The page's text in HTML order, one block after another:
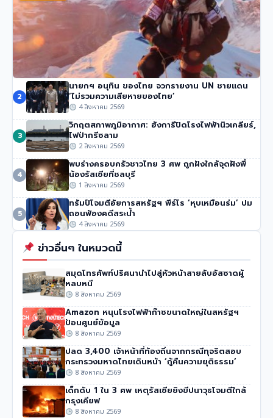
นักปีนเขาชื่อดัง นิมมัล ปูร์จา เสียชีวิตในหิมะถล่มปากีสถาน
54 วิว• 1 สิงหาคม 2569
2
นายกฯ อนุทิน ของไทย จวกรายงาน UN ชายแดน
‘ไม่รวมความเสียหายของไทย’
4 สิงหาคม 2569
3
วิกฤตสภาพภูมิอากาศ: ฮังการีปิดโรงไฟฟ้านิวเคลียร์,
ไฟป่ากรีซลาม
2 สิงหาคม 2569
4
พบร่างครอบครัวชาวไทย 3 ศพ ถูกฝังใกล้จุดฝังพี่
น้องรัสเซียที่ชลบุรี
1 สิงหาคม 2569
5
ทรัมป์โจมตีอัยการสหรัฐฯ พีร์โร ‘หุบเหมือนร่ม’ ปม
ถอนฟ้องคดีสระน้ำ
4 สิงหาคม 2569
ข่าวอื่นๆ ในหมวดนี้
สมุดโทรศัพท์ปริศนานำไปสู่หัวหน้าสายลับอัสซาดผู้
หลบหนี
8 สิงหาคม 2569
Amazon หนุนโรงไฟฟ้าก๊าซขนาดใหญ่ในสหรัฐฯ
ป้อนศูนย์ข้อมูล
8 สิงหาคม 2569
ปลด 3,400 เจ้าหน้าที่ท้องถิ่นจากกรณีทุจริตสอบ
กระทรวงมหาดไทยเดินหน้า ‘กู้คืนความยุติธรรม’
8 สิงหาคม 2569
เด็กดับ 1 ใน 3 ศพ เหตุรัสเซียยิงขีปนาวุธโจมตีใกล้
กรุงเคียฟ
8 สิงหาคม 2569